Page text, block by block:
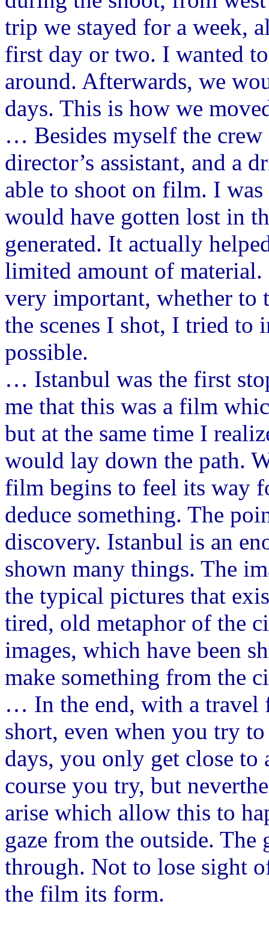
trip we stayed for a week,
first day or two. I wanted
around. Afterwards, we
days. This is how we
… Besides myself the crew
director’s assistant, and a
able to shoot on film. I
would have gotten lost in
generated. It actually
limited amount of
very important, whether
the scenes I shot, I tried to
possible.
… Istanbul was the first
me that this was a film
but at the same time I
would lay down the path.
film begins to feel its way
deduce something. The
discovery. Istanbul is an
shown many things. The
the typical pictures that
tired, old metaphor of the
images, which have been
make something from the
… In the end, with a travel
short, even when you try
days, you only get close
course you try, but
arise which allow this to
gaze from the outside. The
through. Not to lose sight
the film its form.